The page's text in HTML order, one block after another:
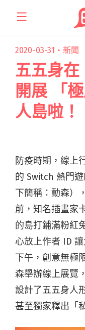
2020-03-31・ 新聞
五五身在
開展 「
人島啦！
防疫時期，線上
的 Switch 熱門
下簡稱：動森）
前，知名插畫家
的島打鋪滿粉紅
心放上作者 ID
下午，創意無極
森舉辦線上展覽
設計了五五身人
甚至獨家釋出「